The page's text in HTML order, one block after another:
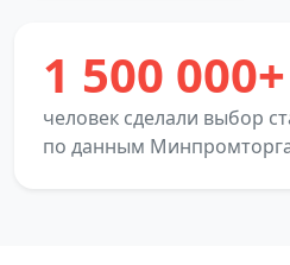
1 500 000+
человек сделали выбор
по данным